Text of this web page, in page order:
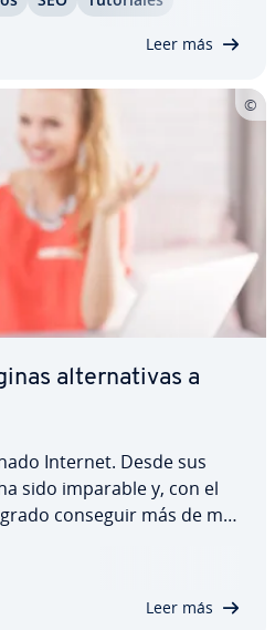
Leer más
al­te­r­na­ti­vas a
Internet. Desde sus
sido imparable y, con el
conseguir más de mil
de vídeos ha logrado al­
Leer más